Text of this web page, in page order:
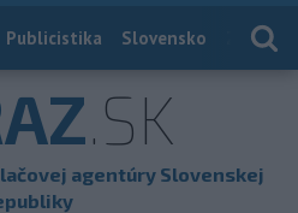
Publicistika Slovensko
.SK
agentúry Slovenskej